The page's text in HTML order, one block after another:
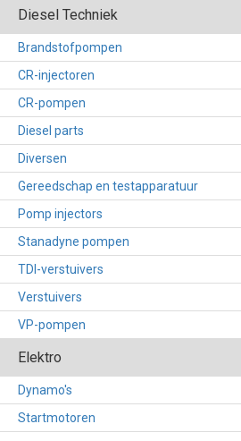
Diesel Techniek
Brandstofpompen
CR-injectoren
CR-pompen
Diesel parts
Diversen
Gereedschap en testapparatuur
Pomp injectors
Stanadyne pompen
TDI-verstuivers
Verstuivers
VP-pompen
Elektro
Dynamo's
Startmotoren